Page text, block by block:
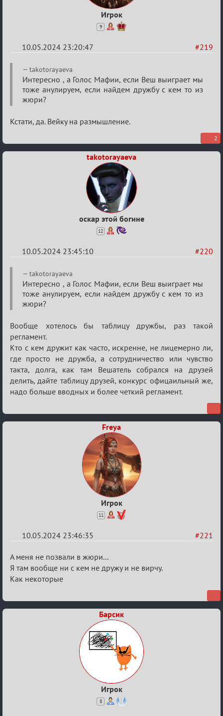
Игрок
9
#219
10.05.2024 23:20:47
Re:
Мафский
Стихоплёт
(обсуждение)
takotorayaeva
Интересно , а Голос Мафии, если Веш выиграет мы
тоже анулируем, если найдем дружбу с кем то из
жюри?
Кстати, да. Вейку на размышление.
2
takotorayaeva
оскар этой богине
12
#220
10.05.2024 23:45:10
Re:
Мафский
Стихоплёт
(обсуждение)
takotorayaeva
Интересно , а Голос Мафии, если Веш выиграет мы
тоже анулируем, если найдем дружбу с кем то из
жюри?
Вообще хотелось бы таблицу дружбы, раз такой
регламент.
Кто с кем дружит как часто, искренне, не лицемерно ли,
где просто не дружба, а сотрудничество или чувство
такта, долга, как там Вешатель собрался на друзей
делить, дайте таблицу друзей, конкурс офицаильный же,
надо больше вводных и более четкий регламент.
Freya
Игрок
11
#221
10.05.2024 23:46:35
Re:
Мафский
Стихоплёт
А меня не позвали в жюри...
Я там вообще ни с кем не дружу и не вирчу.
Как некоторые
Барсик
Игрок
8